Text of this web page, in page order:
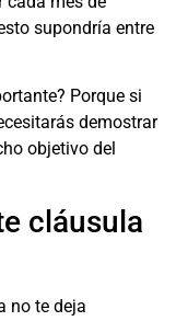
supondría entre
Porque si
demostrar
objetivo del
cláusula
no te deja